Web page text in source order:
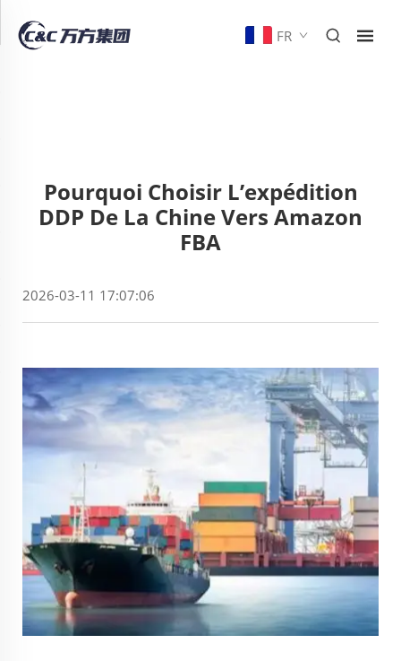
FR
Pourquoi Choisir L’expédition
DDP De La Chine Vers Amazon
FBA
2026-03-11 17:07:06